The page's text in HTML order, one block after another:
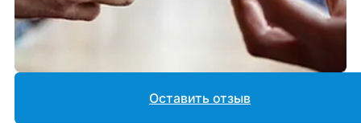
Оставить отзыв